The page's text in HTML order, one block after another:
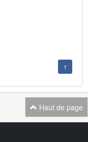
1
Haut de page